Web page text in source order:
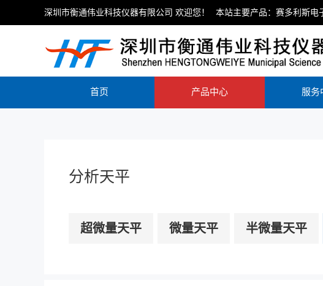
深圳市衡通伟业科技仪器有限公司 欢迎您！ 本站主要产品：赛多利斯电
首页 产品中心 服务
分析天平
超微量天平 微量天平 半微量天平